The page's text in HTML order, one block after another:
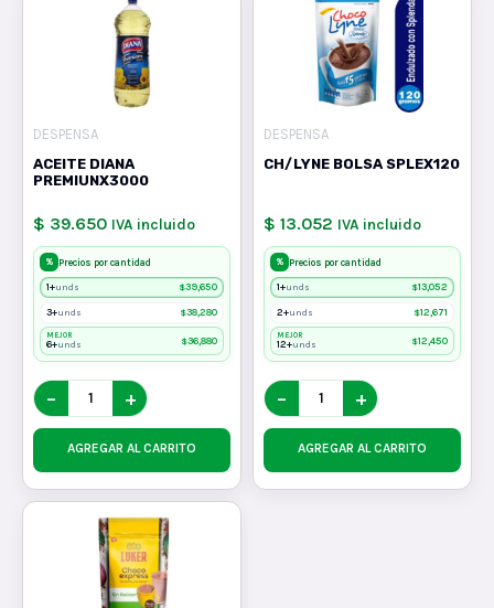
DESPENSA
ACEITE DIANA
PREMIUNX3000
$ 39.650 IVA incluido
% Precios por cantidad
1+unds $39,650
3+unds $38,280
MEJOR
6+unds $36,880
− +
AGREGAR AL CARRITO
DESPENSA
CH/LYNE BOLSA SPLEX120
$ 13.052 IVA incluido
% Precios por cantidad
1+unds $13,052
2+unds $12,671
MEJOR
12+unds $12,450
− +
AGREGAR AL CARRITO